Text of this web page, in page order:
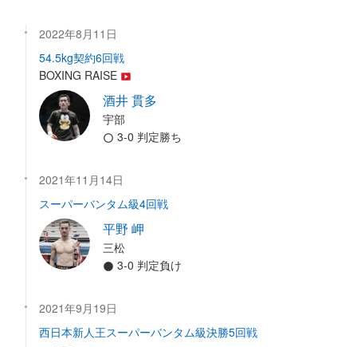
2022年8月11日
54.5kg契約6回戦
BOXING RAISE
酒井 貫多
宇部
3-0 判定勝ち
2021年11月14日
スーパーバンタム級4回戦
平野 岬
三松
3-0 判定負け
2021年9月19日
西日本新人王スーパーバンタム級決勝5回戦